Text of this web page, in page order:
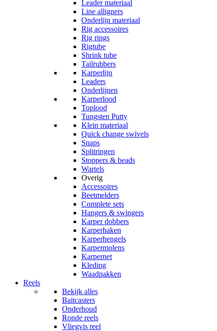
Leader materiaal
Line alligners
Onderlijn materiaal
Rig accessoires
Rig rings
Rigtube
Shrink tube
Tailrubbers
Karperlijn
Leaders
Onderlijnen
Karperlood
Toplood
Tungsten Putty
Klein materiaal
Quick change swivels
Snaps
Splitringen
Stoppers & beads
Wartels
Overig
Accessoires
Beetmelders
Complete sets
Hangers & swingers
Karper dobbers
Karperhaken
Karperhengels
Karpermolens
Karpernet
Kleding
Waadpakken
Reels
Bekijk alles
Baitcasters
Onderhoud
Ronde reels
Vliegvis reel